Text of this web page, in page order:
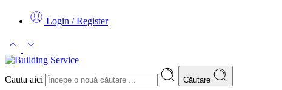
Login / Register
Cauta aici Căutare